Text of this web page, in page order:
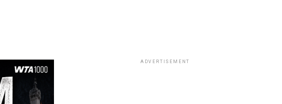
ADVERTISEMENT